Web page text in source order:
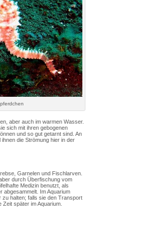
aber auch im warmen Wasser.
sich mit ihren gebogenen
und so gut getarnt sind. An
die Strömung hier in der
Garnelen und Fischlarven.
durch Überfischung vom
Medizin benutzt, als
abgesammelt. Im Aquarium
halten; falls sie den Transport
später im Aquarium.